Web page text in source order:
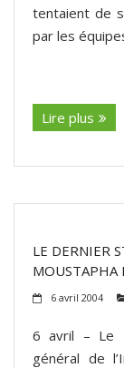
tentaient de
par les
Lire plus
LE DERNIER
MOUSTAPHA
6 avril 2004
6 avril – Le
général de